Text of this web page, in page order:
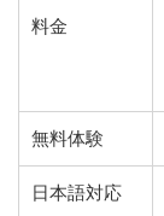
料金
無料体験
日本語対応